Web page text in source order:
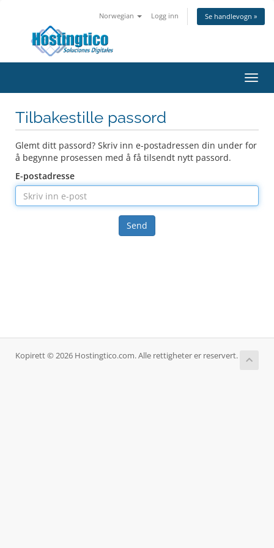
Norwegian Logg inn Se handlevogn »
Bytt
Tilbakestille passord
Glemt ditt passord? Skriv inn e-postadressen din under for
å begynne prosessen med å få tilsendt nytt passord.
E-postadresse
Send
Kopirett © 2026 Hostingtico.com. Alle rettigheter er reservert.